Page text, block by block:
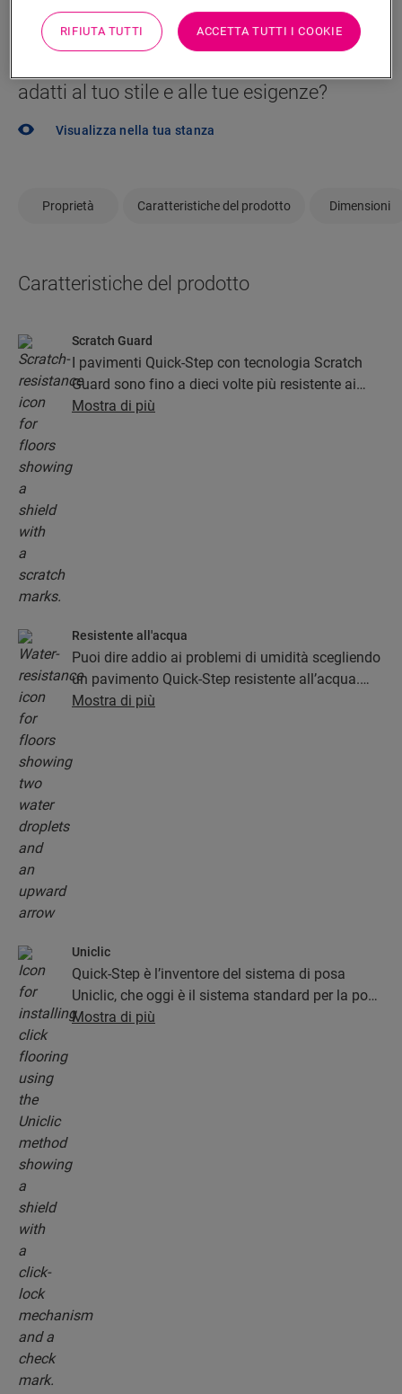
adatti al tuo stile e alle tue esigenze?
Visualizza nella tua stanza
Proprietà Caratteristiche del prodotto Dimensioni
Caratteristiche del prodotto
Scratch Guard
I pavimenti Quick-Step con tecnologia Scratch
Guard sono fino a dieci volte più resistente ai
graffi rispetto a pavimenti senza Scratch Guard.
Mostra di più
Resistente all'acqua
Puoi dire addio ai problemi di umidità scegliendo
un pavimento Quick-Step resistente all’acqua.
Questi pavimenti non solo hanno un aspetto
facilissimi da pulire!
Mostra di più
Uniclic
Quick-Step è l’inventore del sistema di posa
Uniclic, che oggi è il sistema standard per la posa
a incastro. Usa questo sistema a incastro
Mostra di più
RIFIUTA TUTTI ACCETTA TUTTI I COOKIE